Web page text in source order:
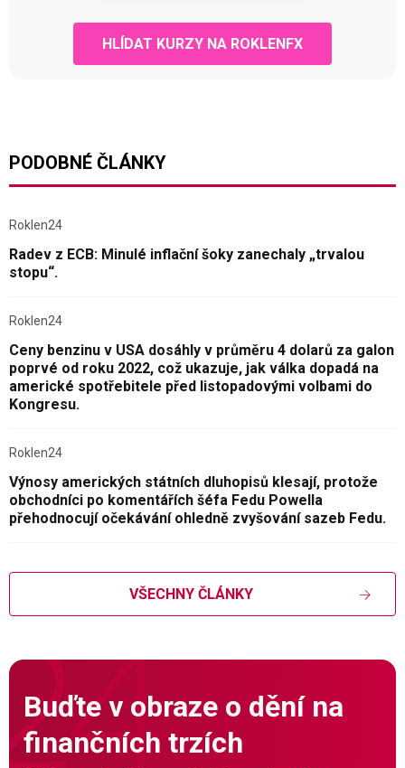
HLÍDAT KURZY NA ROKLENFX
PODOBNÉ ČLÁNKY
Roklen24
Radev z ECB: Minulé inflační šoky zanechaly „trvalou
stopu“.
Roklen24
Ceny benzinu v USA dosáhly v průměru 4 dolarů za galon
poprvé od roku 2022, což ukazuje, jak válka dopadá na
americké spotřebitele před listopadovými volbami do
Kongresu.
Roklen24
Výnosy amerických státních dluhopisů klesají, protože
obchodníci po komentářích šéfa Fedu Powella
přehodnocují očekávání ohledně zvyšování sazeb Fedu.
VŠECHNY ČLÁNKY
Buďte v obraze o dění na
finančních trzích